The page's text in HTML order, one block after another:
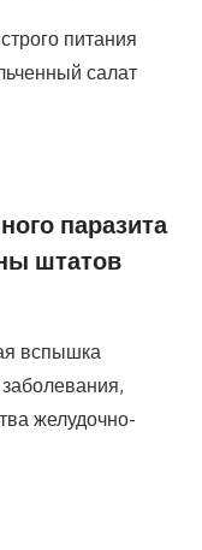
питания
салат
паразита
штатов
вспышка
желудочно-